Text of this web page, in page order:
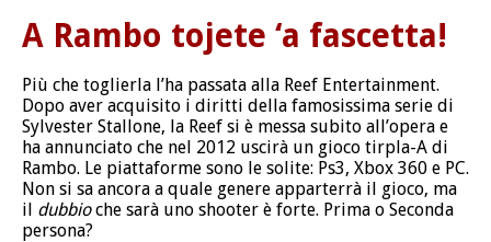
A Rambo tojete ‘a fascetta!
Più che toglierla l’ha passata alla Reef Entertainment.
Dopo aver acquisito i diritti della famosissima serie di
Sylvester Stallone, la Reef si è messa subito all’opera e
ha annunciato che nel 2012 uscirà un gioco tirpla-A di
Rambo. Le piattaforme sono le solite: Ps3, Xbox 360 e PC.
Non si sa ancora a quale genere apparterrà il gioco, ma
il dubbioche sarà uno shooter è forte. Prima o Seconda
persona?